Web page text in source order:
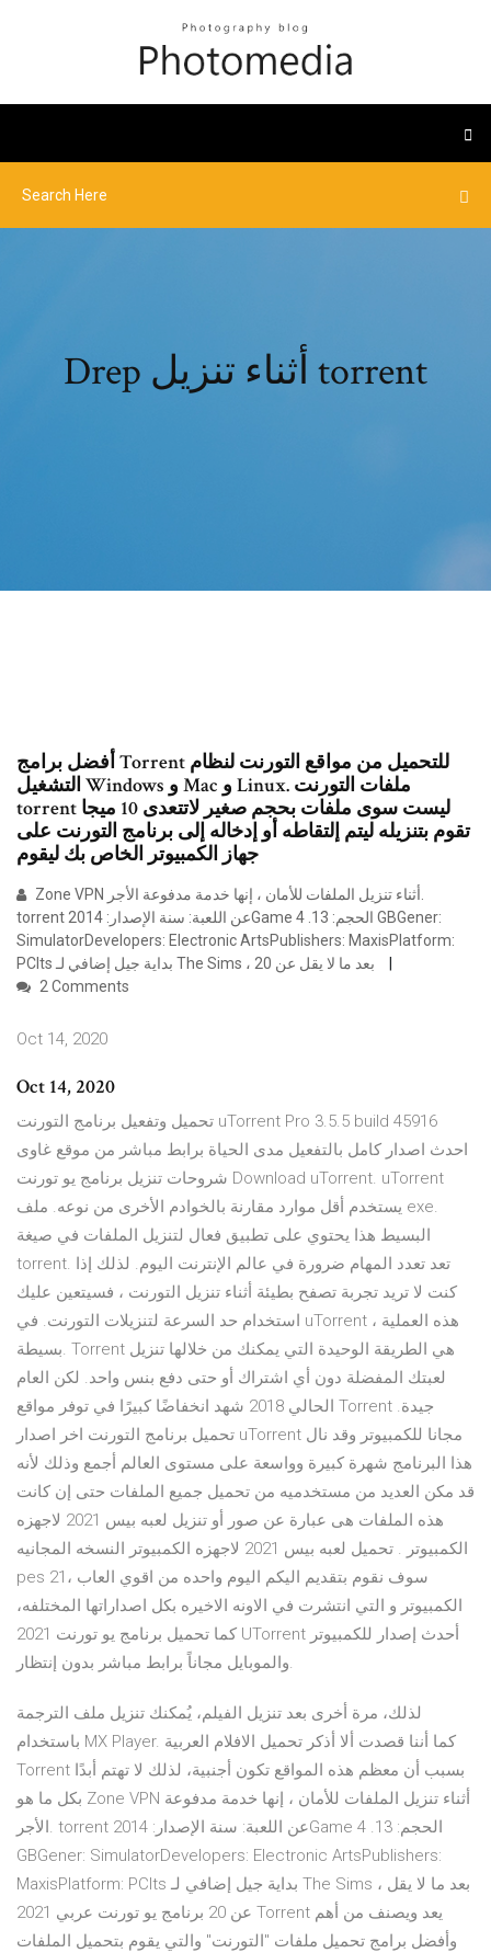
Drep أثناء تنزيل torrent
أفضل برامج Torrent للتحميل من مواقع التورنت لنظام
التشغيل Windows و Mac و Linux. ملفات التورنت
torrent ليست سوى ملفات بحجم صغير لاتتعدى 10 ميجا
تقوم بتنزيله ليتم إلتقاطه أو إدخاله إلى برنامج التورنت على
جهاز الكمبيوتر الخاص بك ليقوم
Zone VPN أثناء تنزيل الملفات للأمان ، إنها خدمة مدفوعة الأجر.
torrent عن اللعبة: سنة الإصدار: 2014Game الحجم: 13. 4 GBGener:
SimulatorDevelopers: Electronic ArtsPublishers: MaxisPlatform:
2 Comments
Oct 14, 2020
Oct 14, 2020
تحميل وتفعيل برنامج التورنت uTorrent Pro 3.5.5 build 45916
احدث اصدار كامل بالتفعيل مدى الحياة برابط مباشر من موقع غاوى
شروحات تنزيل برنامج يو تورنت Download uTorrent. uTorrent
يستخدم أقل موارد مقارنة بالخوادم الأخرى من نوعه. ملف exe.
البسيط هذا يحتوي على تطبيق فعال لتنزيل الملفات في صيغة
torrent. تعد تعدد المهام ضرورة في عالم الإنترنت اليوم. لذلك إذا
كنت لا تريد تجربة تصفح بطيئة أثناء تنزيل التورنت ، فسيتعين عليك
استخدام حد السرعة لتنزيلات التورنت. في uTorrent ، هذه العملية
بسيطة. Torrent هي الطريقة الوحيدة التي يمكنك من خلالها تنزيل
لعبتك المفضلة دون أي اشتراك أو حتى دفع بنس واحد. لكن العام
الحالي 2018 شهد انخفاضًا كبيرًا في توفر مواقع Torrent جيدة.
تحميل برنامج التورنت اخر اصدار uTorrent مجانا للكمبيوتر وقد نال
هذا البرنامج شهرة كبيرة وواسعة على مستوى العالم أجمع وذلك لأنه
قد مكن العديد من مستخدميه من تحميل جميع الملفات حتى إن كانت
هذه الملفات هى عبارة عن صور أو تنزيل لعبه بيس 2021 لاجهزه
الكمبيوتر . تحميل لعبه بيس 2021 لاجهزه الكمبيوتر النسخه المجانيه
pes 21، سوف نقوم بتقديم اليكم اليوم واحده من اقوي العاب
الكمبيوتر و التي انتشرت في الاونه الاخيره بكل اصداراتها المختلفه،
كما تحميل برنامج يو تورنت 2021 UTorrent أحدث إصدار للكمبيوتر
والموبايل مجاناً برابط مباشر بدون إنتظار.
لذلك، مرة أخرى بعد تنزيل الفيلم، يُمكنك تنزيل ملف الترجمة
باستخدام MX Player. كما أننا قصدت ألا أذكر تحميل الافلام العربية
Torrent بسبب أن معظم هذه المواقع تكون أجنبية، لذلك لا تهتم أبدًا
بكل ما هو Zone VPN أثناء تنزيل الملفات للأمان ، إنها خدمة مدفوعة
الأجر. torrent عن اللعبة: سنة الإصدار: 2014Game الحجم: 13. 4
GBGener: SimulatorDevelopers: Electronic ArtsPublishers:
MaxisPlatform: PCIts بداية جيل إضافي لـ The Sims ، بعد ما لا يقل
عن 20 برنامج يو تورنت عربي 2021 Torrent يعد ويصنف من أهم
وأفضل برامج تحميل ملفات "التورنت" والتي يقوم بتحميل الملفات